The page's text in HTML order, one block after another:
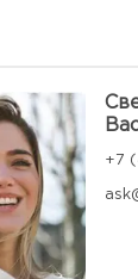
+7